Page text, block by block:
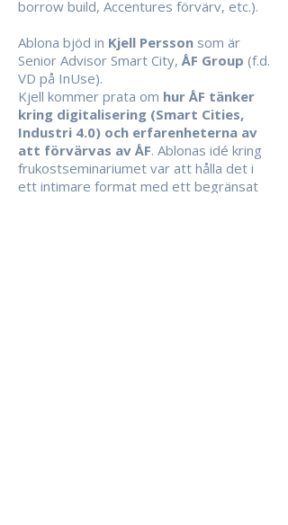
borrow build, Accentures förvärv, etc.).
Ablona bjöd in Kjell Persson som är
Senior Advisor Smart City, ÅF Group (f.d.
VD på InUse).
Kjell kommer prata om hur ÅF tänker
kring digitalisering (Smart Cities,
Industri 4.0) och erfarenheterna av
att förvärvas av ÅF. Ablonas idé kring
frukostseminariumet var att hålla det i
ett intimare format med ett begränsat